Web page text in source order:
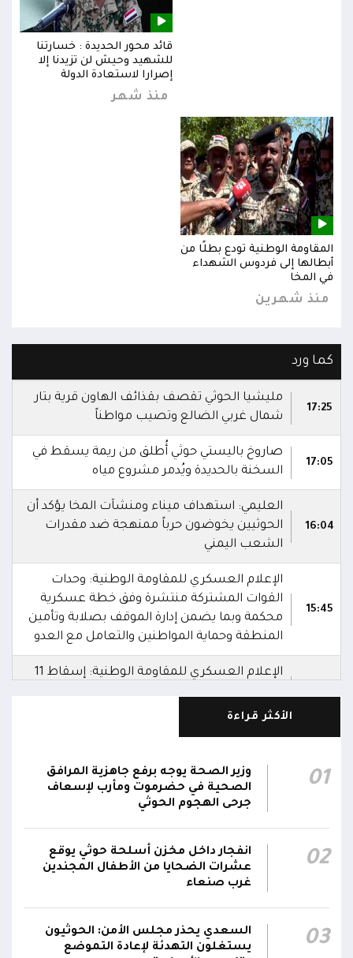
قائد محور الحديدة : خسارتنا
للشهيد وحيش لن تزيدنا إلا
إصرارا لاستعادة الدولة
منذ شهر
المقاومة الوطنية تودع بطلًا من
أبطالها إلى فردوس الشهداء
في المخا
منذ شهرين
كما ورد
17:25
مليشيا الحوثي تقصف بقذائف الهاون قرية بتار
شمال غربي الضالع وتصيب مواطناً
17:05
صاروخ باليستي حوثي أُطلق من ريمة يسقط في
السخنة بالحديدة ويُدمر مشروع مياه
16:04
العليمي: استهداف ميناء ومنشآت المخا يؤكد أن
الحوثيين يخوضون حرباً ممنهجة ضد مقدرات
الشعب اليمني
15:45
الإعلام العسكري للمقاومة الوطنية: وحدات
القوات المشتركة منتشرة وفق خطة عسكرية
محكمة وبما يضمن إدارة الموقف بصلابة وتأمين
المنطقة وحماية المواطنين والتعامل مع العدو
الإعلام العسكري للمقاومة الوطنية: إسقاط 11
من المواقع
ميناء المخا ومواقع ومنشآت مدنية آخرى
دفاعات المقاومة الوطنية تواصل التصدي
المقاومة الوطنية تنعى 4 عسكريين و3 مدنيين
استشهدوا جراء هجمات حوثية استهدفت ميناء
المخا ومواقع ومنشآت مدنية وعسكرية
الأكثر قراءة
01
وزير الصحة يوجه برفع جاهزية المرافق
الصحية في حضرموت ومأرب لإسعاف
جرحى الهجوم الحوثي
02
انفجار داخل مخزن أسلحة حوثي يوقع
عشرات الضحايا من الأطفال المجندين
غرب صنعاء
03
السعدي يحذر مجلس الأمن: الحوثيون
يستغلون التهدئة لإعادة التموضع